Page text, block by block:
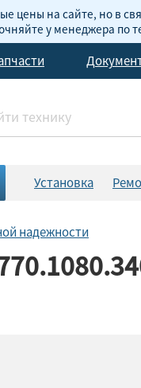
цены на сайте, но в
у менеджера по
Установка
надежности